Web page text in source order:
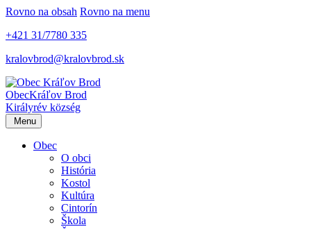
Rovno na obsah Rovno na menu
+421 31/7780 335
kralovbrod@kralovbrod.sk
ObecKráľov Brod
Királyrév község
Menu
Obec
O obci
História
Kostol
Kultúra
Cintorín
Škola